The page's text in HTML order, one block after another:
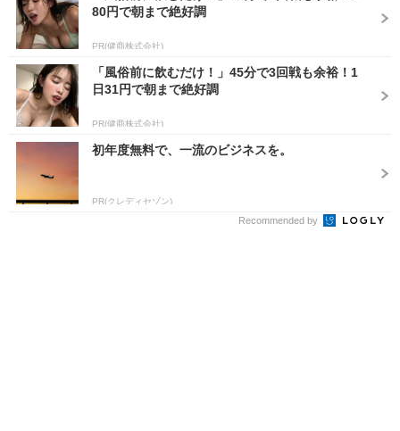
80円で朝まで絶好調
PR(健商株式会社)
「風俗前に飲むだけ！」45分で3回戦も余裕！1
日31円で朝まで絶好調
PR(健商株式会社)
初年度無料で、一流のビジネスを。
PR(クレディセゾン)
Recommended by